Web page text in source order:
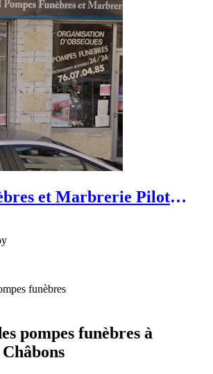
et Marbrerie Pilot
funèbres
pompes funèbres à